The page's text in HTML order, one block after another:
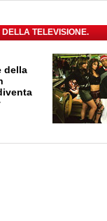
TELEVISIONE.
della